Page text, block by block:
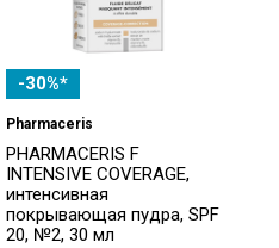
-30%*
Pharmaceris
PHARMACERIS F
INTENSIVE COVERAGE,
интенсивная
покрывающая пудра, SPF
20, №2, 30 мл